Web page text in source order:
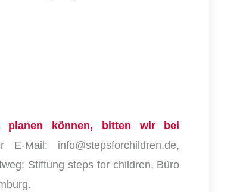
planen können, bitten wir bei
E-Mail: info@stepsforchildren.de,
Stiftung steps for children, Büro